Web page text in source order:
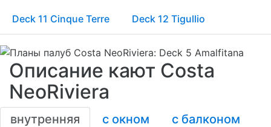
Deck 11 Cinque Terre Deck 12 Tigullio
Описание кают Costa
NeoRiviera
внутренняя с окном
с балконом